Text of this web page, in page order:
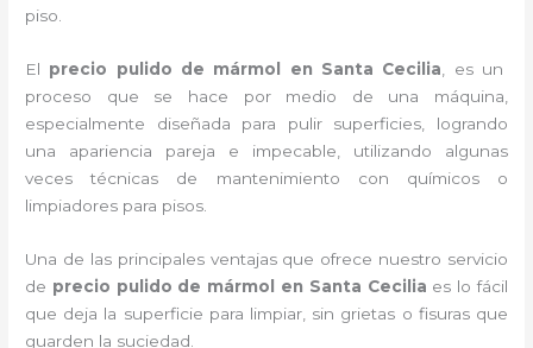
piso.
El precio pulido de mármol en Santa Cecilia , es un
proceso que se hace por medio de una máquina,
especialmente diseñada para pulir superficies, logrando
una apariencia pareja e impecable, utilizando algunas
veces técnicas de mantenimiento con químicos o
limpiadores para pisos.
Una de las principales ventajas que ofrece nuestro servicio
de precio pulido de mármol en Santa Cecilia es lo fácil
que deja la superficie para limpiar, sin grietas o fisuras que
guarden la suciedad.